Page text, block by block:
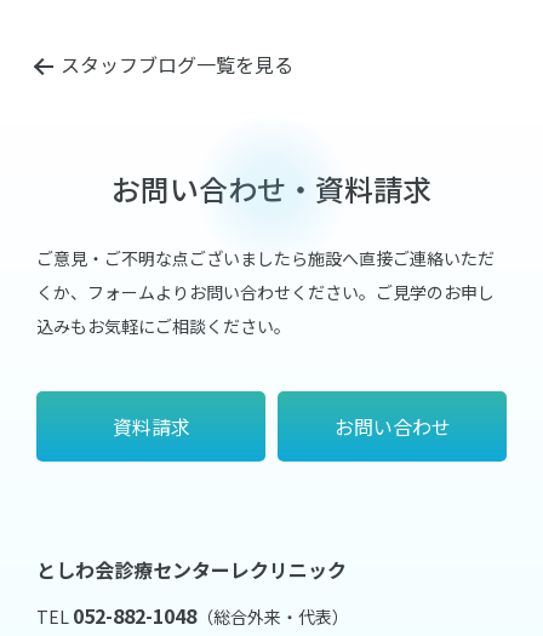
スタッフブログ一覧を見る
お問い合わせ・資料請求
ご意見・ご不明な点ございましたら施設へ直接ご連絡いただ
くか、フォームよりお問い合わせください。 ご見学のお申し
込みもお気軽にご相談ください。
資料請求 お問い合わせ
としわ会診療センターレクリニック
TEL 052-882-1048（総合外来・代表）